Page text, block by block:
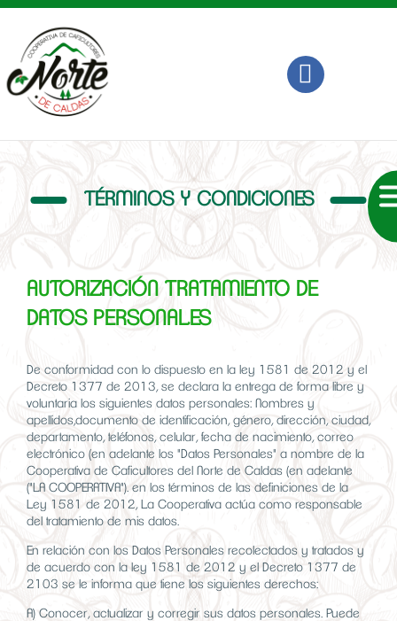
TÉRMINOS Y CONDICIONES
AUTORIZACIÓN TRATAMIENTO DE
DATOS PERSONALES
De conformidad con lo dispuesto en la ley 1581 de 2012 y el
Decreto 1377 de 2013, se declara la entrega de forma libre y
voluntaria los siguientes datos personales: Nombres y
apellidos,documento de identificación, género, dirección, ciudad,
departamento, teléfonos, celular, fecha de nacimiento, correo
electrónico (en adelante los "Datos Personales" a nombre de la
Cooperativa de Caficultores del Norte de Caldas (en adelante
("LA COOPERATIVA"). en los términos de las definiciones de la
Ley 1581 de 2012, La Cooperativa actúa como responsable
del tratamiento de mis datos.
En relación con los Datos Personales recolectados y tratados y
de acuerdo con la ley 1581 de 2012 y el Decreto 1377 de
2103 se le informa que tiene los siguientes derechos:
A) Conocer, actualizar y corregir sus datos personales. Puede